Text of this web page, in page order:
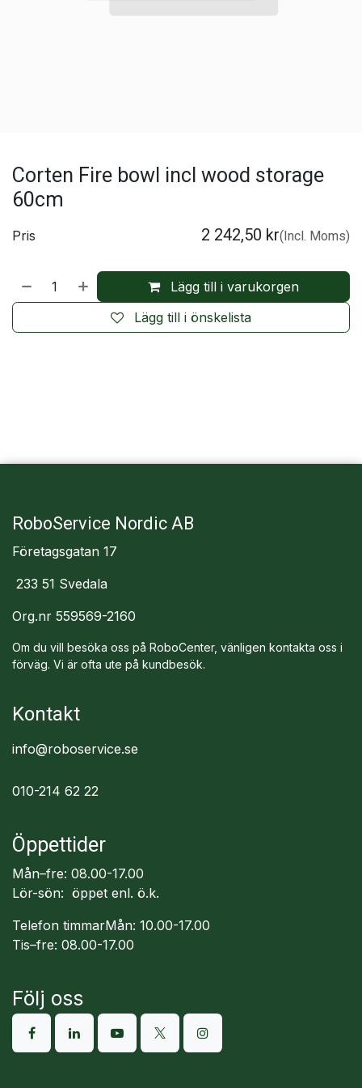
Corten Fire bowl incl wood storage
60cm
Lägg till i varukorgen
Lägg till i önskelista
Pris 2 242,50 kr(Incl. Moms)
RoboService Nordic AB
Företagsgatan 17
233 51 Svedala
Org.nr 559569-2160
Om du vill besöka oss på RoboCenter, vänligen kontakta oss i
förväg. Vi är ofta ute på kundbesök.
Kontakt
info@roboservice.se
010-214 62 22
Öppettider
Mån–fre: 08.00-17.00
Lör-sön: öppet enl. ö.k.
Telefon timmarMån: 10.00-17.00
Tis–fre: 08.00-17.00
Följ oss